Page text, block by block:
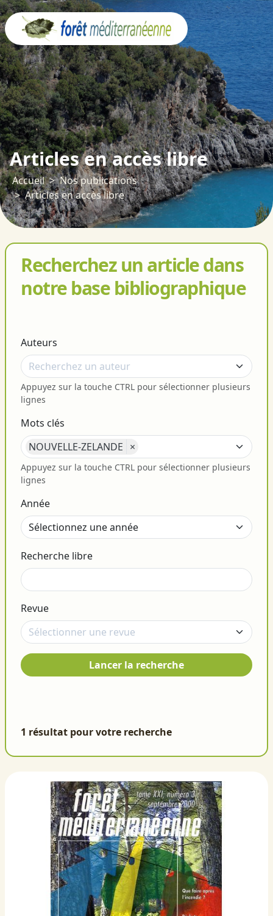
Articles en accès libre
Accueil
Nos publications
Articles en accès libre
Recherchez un article dans
notre base bibliographique
Auteurs
Appuyez sur la touche CTRL pour sélectionner plusieurs
lignes
Mots clés
NOUVELLE-ZELANDE ×
Appuyez sur la touche CTRL pour sélectionner plusieurs
lignes
Année
Recherche libre
Revue
Lancer la recherche
1 résultat pour votre recherche
Panneau de gestion des cookies